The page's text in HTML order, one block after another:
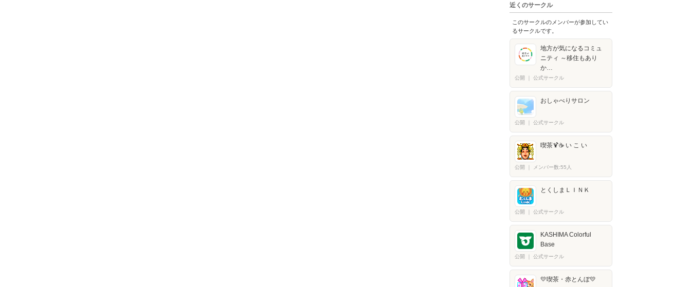
近くのサークル
このサークルのメンバーが参加してい
るサークルです。
地方が気になるコミュ
ニティ ～移住もあり
か…
公開 公式サークル
おしゃべりサロン
公開 公式サークル
喫茶🍹☕ い こ い
公開 メンバー数:55人
とくしまＬＩＮＫ
公開 公式サークル
KASHIMA Colorful
Base
公開 公式サークル
💛喫茶・赤とんぼ💛